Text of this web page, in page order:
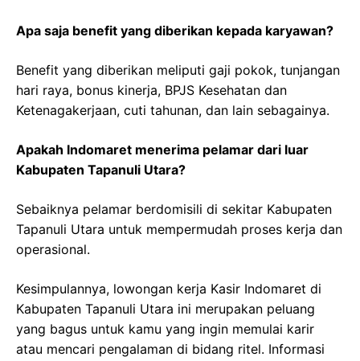
Apa saja benefit yang diberikan kepada karyawan?
Benefit yang diberikan meliputi gaji pokok, tunjangan
hari raya, bonus kinerja, BPJS Kesehatan dan
Ketenagakerjaan, cuti tahunan, dan lain sebagainya.
Apakah Indomaret menerima pelamar dari luar
Kabupaten Tapanuli Utara?
Sebaiknya pelamar berdomisili di sekitar Kabupaten
Tapanuli Utara untuk mempermudah proses kerja dan
operasional.
Kesimpulannya, lowongan kerja Kasir Indomaret di
Kabupaten Tapanuli Utara ini merupakan peluang
yang bagus untuk kamu yang ingin memulai karir
atau mencari pengalaman di bidang ritel. Informasi